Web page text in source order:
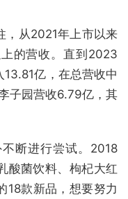
，从2021年上市以来
的营收。直到2023
亿，在总营收中
子园营收6.79亿，其
断进行尝试。2018
酸菌饮料、枸杞大红
18款新品，想要努力